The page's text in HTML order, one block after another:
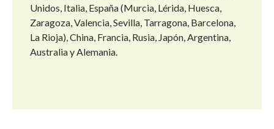
Unidos, Italia, España (Murcia, Lérida, Huesca,
Zaragoza, Valencia, Sevilla, Tarragona, Barcelona,
La Rioja), China, Francia, Rusia, Japón, Argentina,
Australia y Alemania.